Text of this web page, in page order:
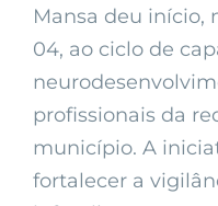
Mansa deu início,
04, ao ciclo de
profissionais da
município. A
fortalecer a